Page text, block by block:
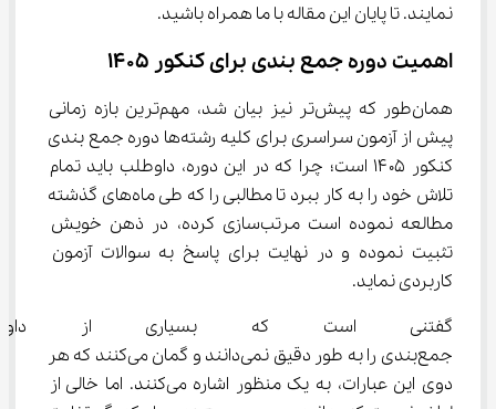
نمایند. تا پایان این مقاله با ما همراه باشید.
اهمیت دوره جمع بندی برای کنکور 1405
همان‌طور که پیش‌تر نیز بیان شد، مهم‌ترین بازه زمانی
پیش از آزمون سراسری برای کلیه رشته‌ها دوره جمع بندی
کنکور ۱۴۰۵ است؛ چرا که در این دوره، داوطلب باید تمام
تلاش خود را به کار ببرد تا مطالبی را که طی ماه‌های گذشته
مطالعه نموده است مرتب‌سازی کرده، در ذهن خویش
تثبیت نموده و در نهایت برای پاسخ به سوالات آزمون
کاربردی نماید.
گفتنی است که بسیاری از
جمع‌بندی را به طور دقیق نمی‌دانند و گمان می‌کنند که هر
دوی این عبارات، به یک منظور اشاره می‌کنند. اما خالی از